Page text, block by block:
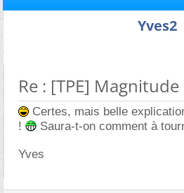
Yves2
Re : [TPE] Magnitude
Certes, mais belle
!
Saura-t-on comment à
Yves